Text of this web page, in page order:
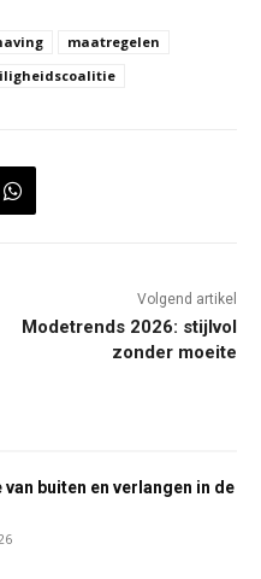
maatregelen
Volgend artikel
Modetrends 2026: stijlvol
zonder moeite
van buiten en verlangen in de